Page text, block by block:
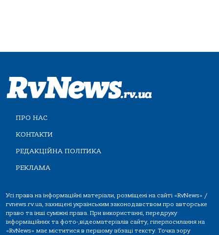
ПРО НАС
КОНТАКТИ
РЕДАКЦІЙНА ПОЛІТИКА
РЕКЛАМА
Усі права на інформаційні матеріали, розміщені на сайті «RvNews» /
rvnews.rv.ua, захищені українським законодавством про авторське
право та інші суміжні права. При використанні, передруку
інформаційних та фото-,відеоматеріалів сайту, гіперпосилання на
«RvNews» має міститися в першому абзаці тексту. Точка зору